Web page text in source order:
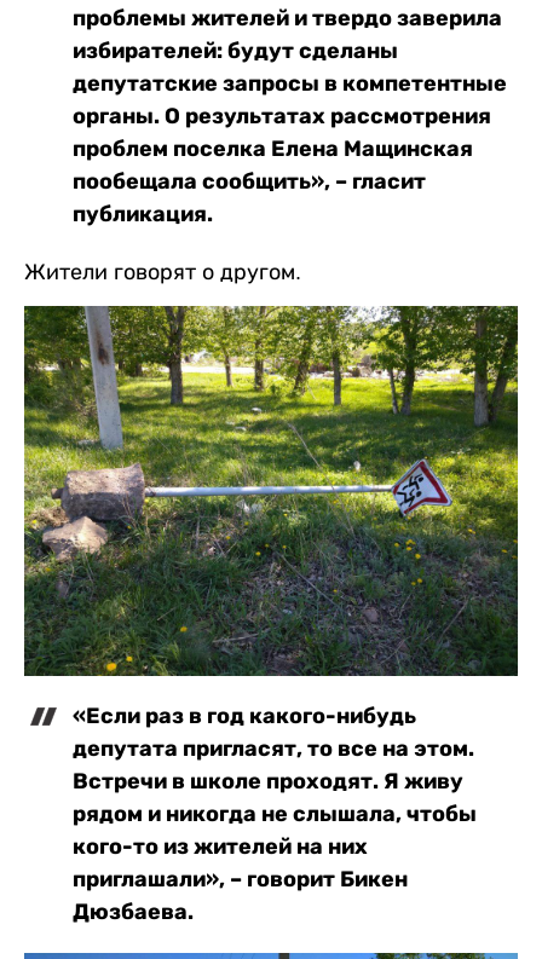
проблемы жителей и твердо заверила
избирателей: будут сделаны
депутатские запросы в компетентные
органы. О результатах рассмотрения
проблем поселка Елена Мащинская
пообещала сообщить», – гласит
публикация.
Жители говорят о другом.
«Если раз в год какого-нибудь
депутата пригласят, то все на этом.
Встречи в школе проходят. Я живу
рядом и никогда не слышала, чтобы
кого-то из жителей на них
приглашали», – говорит Бикен
Дюзбаева.